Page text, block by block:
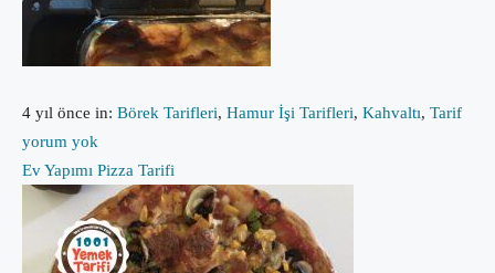
4 yıl önce in: Börek Tarifleri, Hamur İşi Tarifleri, Kahvaltı, Tarif
yorum yok
Ev Yapımı Pizza Tarifi